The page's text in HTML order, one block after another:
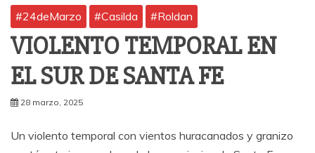
#24deMarzo #Casilda #Roldan
VIOLENTO TEMPORAL EN
EL SUR DE SANTA FE
28 marzo, 2025
Un violento temporal con vientos huracanados y granizo